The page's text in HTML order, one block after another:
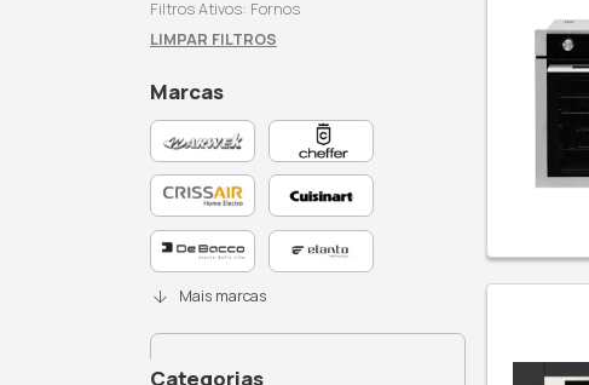
Busque no site
Filtros Ativos: Fornos
LIMPAR FILTROS